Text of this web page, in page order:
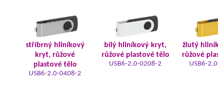
stříbrný hliníkový
kryt, růžové
plastové tělo
USB6-2.0-0408-2
bílý hliníkový kryt,
růžové plastové tělo
USB6-2.0-0208-2
žlutý
růžové
USB6-